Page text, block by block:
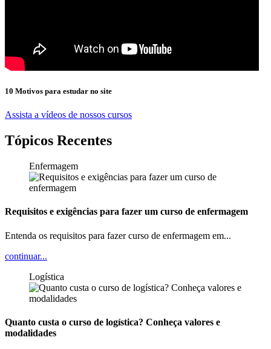
10 Motivos para estudar no site
Assista a vídeos de nossos cursos
Tópicos Recentes
Enfermagem
Requisitos e exigências para fazer um curso de enfermagem
Entenda os requisitos para fazer curso de enfermagem em...
continuar...
Logística
Quanto custa o curso de logística? Conheça valores e
modalidades